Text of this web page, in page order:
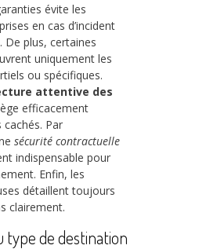
évite les
en cas d’incident
. De plus, certaines
uniquement les
ou spécifiques.
attentive des
efficacement
Par
sécurité contractuelle
indispensable pour
Enfin, les
détaillent toujours
clairement.
type de destination